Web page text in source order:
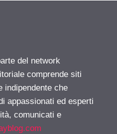
del network
comprende siti
indipendente che
appassionati ed esperti
comunicati e